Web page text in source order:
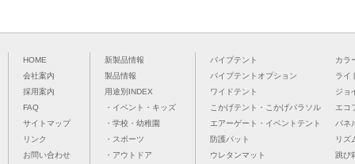
HOME
会社案内
採用案内
FAQ
サイトマップ
リンク
お問い合わせ
新製品情報
製品情報
用途別INDEX
・イベント・キッズ
・学校・幼稚園
・スポーツ
・アウトドア
パイプテント
カラ
パイプテントオプション
ライ
ワイドテント
ジョ
こかげテント・こかげパラソル
エコ
エアーゲート・イベントテント
パネ
防護パット
リズ
ウレタンマット
跳び